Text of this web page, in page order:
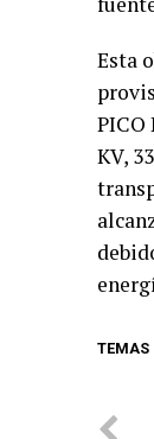
Esta
PICO
KV,
TEMAS